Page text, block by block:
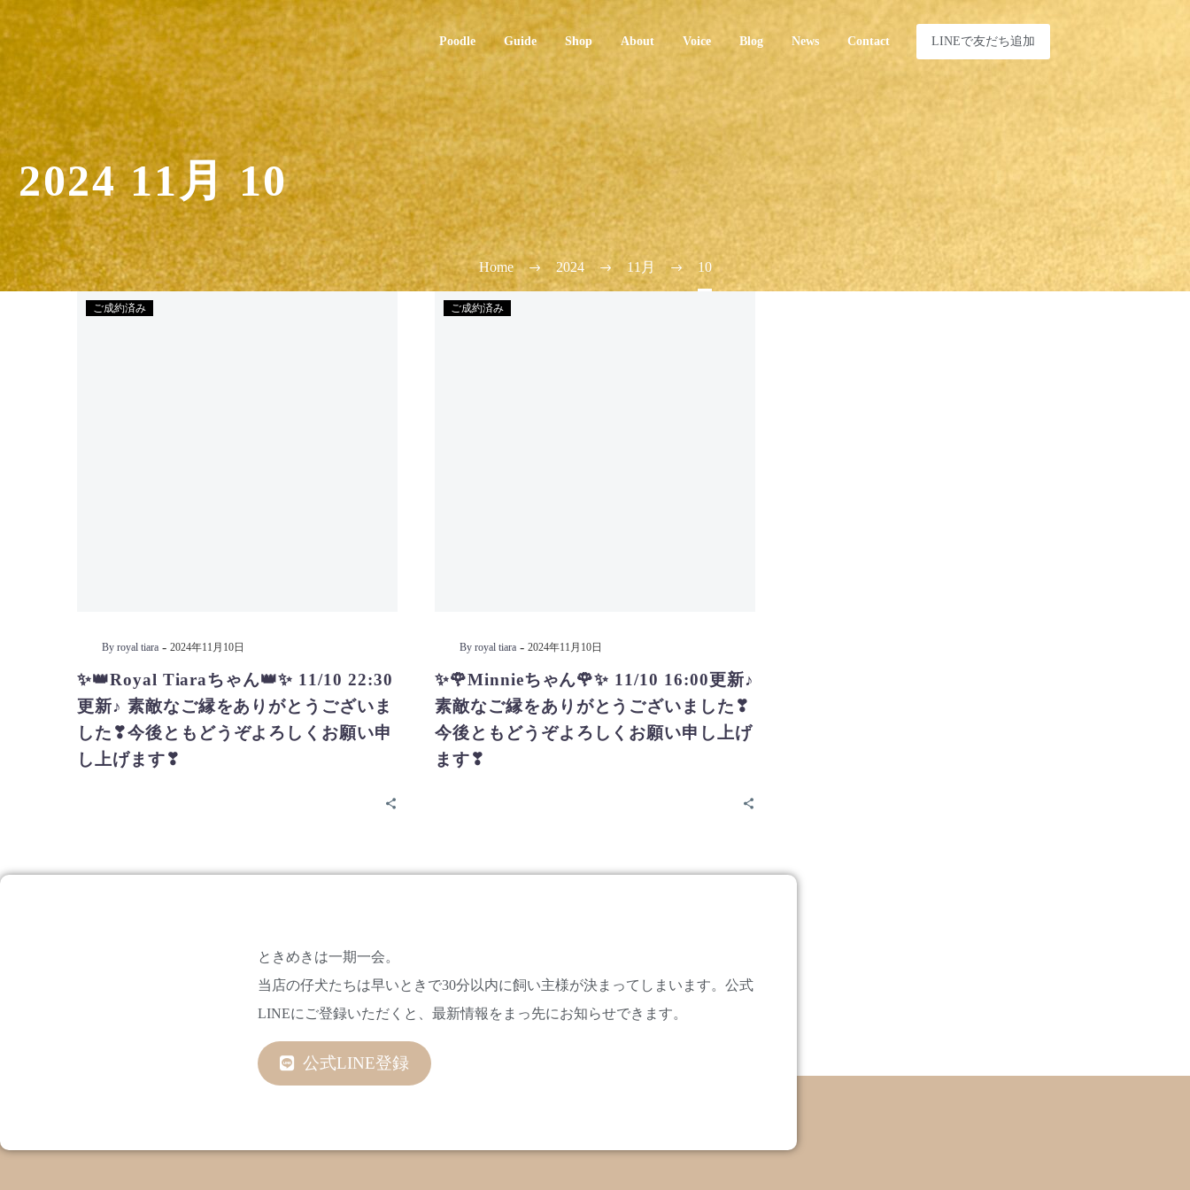
Poodle Guide Shop About Voice Blog News Contact LINEで友だち追加
2024 11月 10
Home 2024 11月 10
ご成約済み
By royal tiara - 2024年11月10日
✨👑Royal Tiaraちゃん👑✨ 11/10 22:30
更新♪ 素敵なご縁をありがとうございま
した❣今後ともどうぞよろしくお願い申
し上げます❣
ご成約済み
By royal tiara - 2024年11月10日
✨🌹Minnieちゃん🌹✨ 11/10 16:00更新♪
素敵なご縁をありがとうございました❣
今後ともどうぞよろしくお願い申し上げ
ます❣
ときめきは一期一会。
当店の仔犬たちは早いときで30分以内に飼い主様が決まってしまいます。公式
LINEにご登録いただくと、最新情報をまっ先にお知らせできます。
公式LINE登録